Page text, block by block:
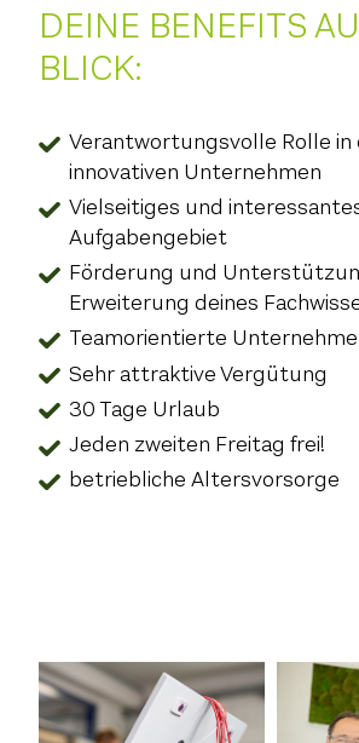
DEINE BENEFITS
BLICK:
Verantwortungsvolle Rolle in
innovativen Unternehmen
Vielseitiges und
Aufgabengebiet
Förderung und
Erweiterung deines
Teamorientierte
Sehr attraktive Vergütung
30 Tage Urlaub
Jeden zweiten Freitag frei!
betriebliche Altersvorsorge